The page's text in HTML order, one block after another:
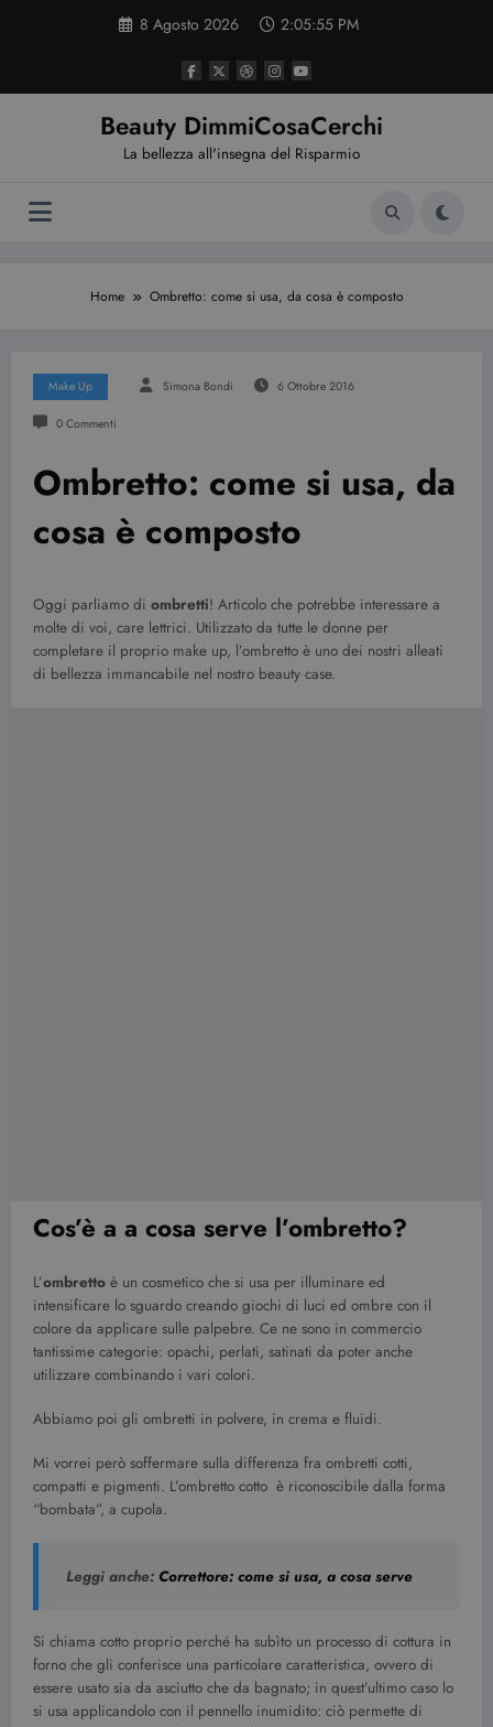
8 Agosto 2026 2:05:56 PM
Beauty DimmiCosaCerchi
La bellezza all'insegna del Risparmio
Home Ombretto: come si usa, da cosa è composto
Make Up Simona Bondi 6 Ottobre 2016
0 Commenti
Ombretto: come si usa, da
cosa è composto
Oggi parliamo di ombretti! Articolo che potrebbe interessare a
molte di voi, care lettrici. Utilizzato da tutte le donne per
completare il proprio make up, l’ombretto è uno dei nostri alleati
di bellezza immancabile nel nostro beauty case.
Cos’è a a cosa serve l’ombretto?
L’ombretto è un cosmetico che si usa per illuminare ed
intensificare lo sguardo creando giochi di luci ed ombre con il
colore da applicare sulle palpebre. Ce ne sono in commercio
tantissime categorie: opachi, perlati, satinati da poter anche
utilizzare combinando i vari colori.
Abbiamo poi gli ombretti in polvere, in crema e fluidi.
Mi vorrei però soffermare sulla differenza fra ombretti cotti,
compatti e pigmenti. L’ombretto cotto è riconoscibile dalla forma
“bombata”, a cupola.
Leggi anche: Correttore: come si usa, a cosa serve
Si chiama cotto proprio perché ha subìto un processo di cottura in
forno che gli conferisce una particolare caratteristica, ovvero di
essere usato sia da asciutto che da bagnato; in quest’ultimo caso lo
si usa applicandolo con il pennello inumidito: ciò permette di